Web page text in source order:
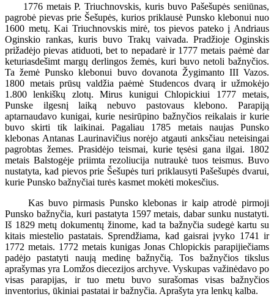
1776 metais P. Triuchnovskis, kuris buvo Pašešupės seniūnas,
pagrobė pievas prie Šešupės, kurios priklausė Punsko klebonui nuo
1600 metų. Kai Triuchnovskis mirė, tos pievos pateko į Andriaus
Oginskio rankas, kuris buvo Trakų vaivada. Pradžioje Oginskis
prižadėjo pievas atiduoti, bet to nepadarė ir 1777 metais paėmė dar
keturiasdešimt margų derlingos žemės, kuri buvo netoli bažnyčios.
Ta žemė Punsko klebonui buvo dovanota Žygimanto III Vazos.
1800 metais prūsų valdžia paėmė Studencos dvarą ir užmokėjo
1.800 lenkiškų zlotų. Mirus kunigui Chlopickiui 1777 metais,
Punske ilgesnį laiką nebuvo pastovaus klebono. Parapiją
aptarnaudavo kunigai, kurie nesirūpino bažnyčios reikalais ir kurie
buvo skirti tik laikinai. Pagaliau 1785 metais naujas Punsko
klebonas Antanas Laurinavičius norėjo atgauti anksčiau neteisingai
pagrobtas žemes. Prasidėjo teismai, kurie tęsėsi gana ilgai. 1802
metais Balstogėje priimta rezoliucija nutraukė tuos teismus. Buvo
nustatyta, kad pievos prie Šešupės turi priklausyti Pašešupės dvarui,
kurie Punsko bažnyčiai turės kasmet mokėti mokesčius.
Kas buvo pirmasis Punsko klebonas ir kaip atrodė pirmoji
Punsko bažnyčia, kuri pastatyta 1597 metais, dabar sunku nustatyti.
Iš 1829 metų dokumentų žinome, kad ta bažnyčia sudegė kartu su
kitais miestelio pastatais. Sprendžiama, kad gaisrai įvyko 1741 ir
1772 metais. 1772 metais kunigas Jonas Chlopickis parapijiečiams
padėjo pastatyti naują medinę bažnyčią. Tos bažnyčios tikslus
aprašymas yra Lomžos diecezijos archyve. Vyskupas važinėdavo po
visas parapijas, ir tuo metu buvo surašomas visas bažnyčios
inventorius, ūkiniai pastatai ir bažnyčia. Aprašyta yra lenkų kalba.